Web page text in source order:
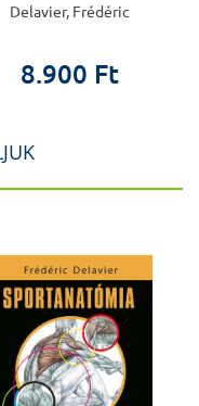
Delavier, Frédéric
8.900 Ft